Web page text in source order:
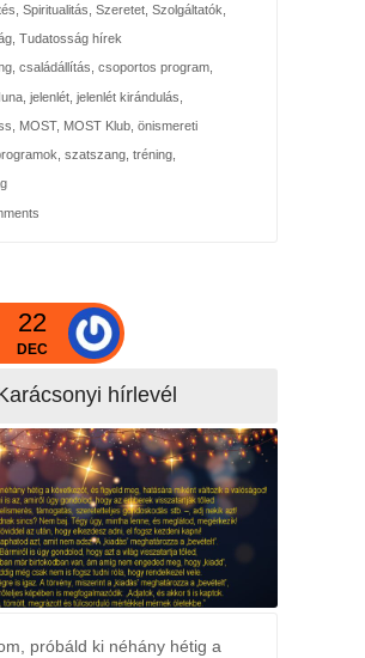
Spiritualitás Szeretet, Szolgáltatók
, Tudatosság hírek
, családállítás csoportos program,
, jelenlét, jelenlét kirándulás
MOST, MOST Klub, önismereti
szatszang, tréning,
22
DEC
hírlevél
próbáld ki néhány hétig a